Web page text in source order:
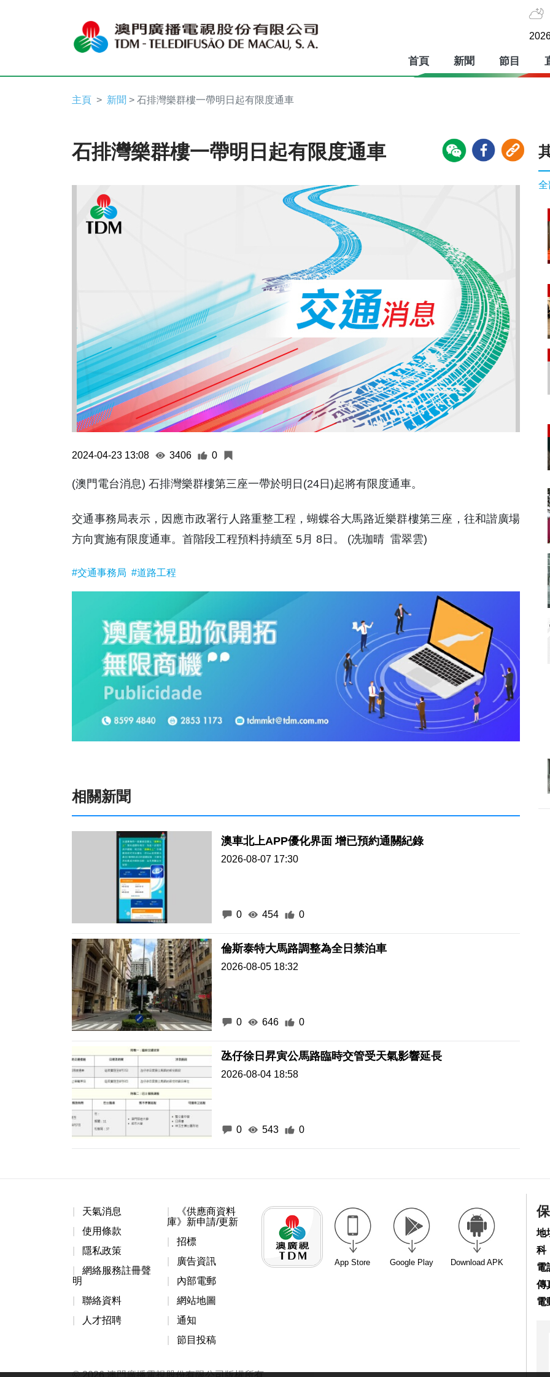
首頁 新聞 節目
主頁 新聞 > 石排灣樂群樓一帶明日起有限度通車
石排灣樂群樓一帶明日起有限度通車
2024-04-23 13:08 3406 0
(澳門電台消息) 石排灣樂群樓第三座一帶於明日(24日)起將有限度通車。
交通事務局表示，因應市政署行人路重整工程，蝴蝶谷大馬路近樂群樓第三座，往和諧廣場
方向實施有限度通車。首階段工程預料持續至 5月 8日。 (冼珈晴 雷翠雲)
#交通事務局 #道路工程
相關新聞
澳車北上APP優化界面 增已預約通關紀錄
2026-08-07 17:30
0 454 0
倫斯泰特大馬路調整為全日禁泊車
2026-08-05 18:32
0 646 0
氹仔徐日昇寅公馬路臨時交管受天氣影響延長
2026-08-04 18:58
0 543 0
全
天氣消息
使用條款
隱私政策
網絡服務註冊聲
明
聯絡資料
人才招聘
《供應商資料
庫》新申請/更新
招標
廣告資訊
內部電郵
網站地圖
通知
節目投稿
App Store Google Play Download APK
© 2026 澳門廣播電視股份有限公司版權所有
地
科
電
傳
電